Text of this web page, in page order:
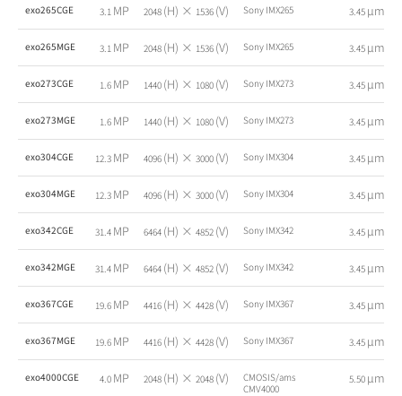
exo265CGE 3.1 MP 2048 (H) × 1536 (V) Sony IMX265 3.45 µm
exo265MGE 3.1 MP 2048 (H) × 1536 (V) Sony IMX265 3.45 µm
exo273CGE 1.6 MP 1440 (H) × 1080 (V) Sony IMX273 3.45 µm
exo273MGE 1.6 MP 1440 (H) × 1080 (V) Sony IMX273 3.45 µm
exo304CGE 12.3 MP 4096 (H) × 3000 (V) Sony IMX304 3.45 µm
exo304MGE 12.3 MP 4096 (H) × 3000 (V) Sony IMX304 3.45 µm
exo342CGE 31.4 MP 6464 (H) × 4852 (V) Sony IMX342 3.45 µm
exo342MGE 31.4 MP 6464 (H) × 4852 (V) Sony IMX342 3.45 µm
exo367CGE 19.6 MP 4416 (H) × 4428 (V) Sony IMX367 3.45 µm
exo367MGE 19.6 MP 4416 (H) × 4428 (V) Sony IMX367 3.45 µm
exo4000CGE 4.0 MP 2048 (H) × 2048 (V)
CMOSIS/ams
CMV4000
5.50 µm